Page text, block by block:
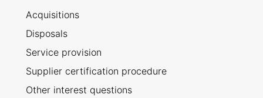
Acquisitions
Disposals
Service provision
Supplier certification procedure
Other interest questions